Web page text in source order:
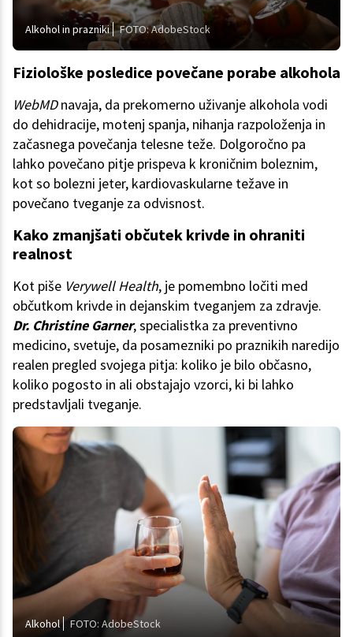
Alkohol in prazniki FOTO: AdobeStock
Fiziološke posledice povečane porabe alkohola
WebMDnavaja, da prekomerno uživanje alkohola vodi
do dehidracije, motenj spanja, nihanja razpoloženja in
začasnega povečanja telesne teže. Dolgoročno pa
lahko povečano pitje prispeva k kroničnim boleznim,
kot so bolezni jeter, kardiovaskularne težave in
povečano tveganje za odvisnost.
Kako zmanjšati občutek krivde in ohraniti
realnost
Kot piše Verywell Health, je pomembno ločiti med
občutkom krivde in dejanskim tveganjem za zdravje.
Dr. Christine Garner, specialistka za preventivno
medicino, svetuje, da posamezniki po praznikih naredijo
realen pregled svojega pitja: koliko je bilo občasno,
koliko pogosto in ali obstajajo vzorci, ki bi lahko
predstavljali tveganje.
Alkohol FOTO: AdobeStock